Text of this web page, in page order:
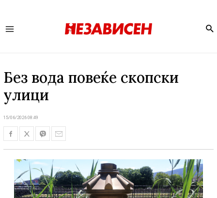
Без вода повеќе скопски
улици
15/06/2026 08:49